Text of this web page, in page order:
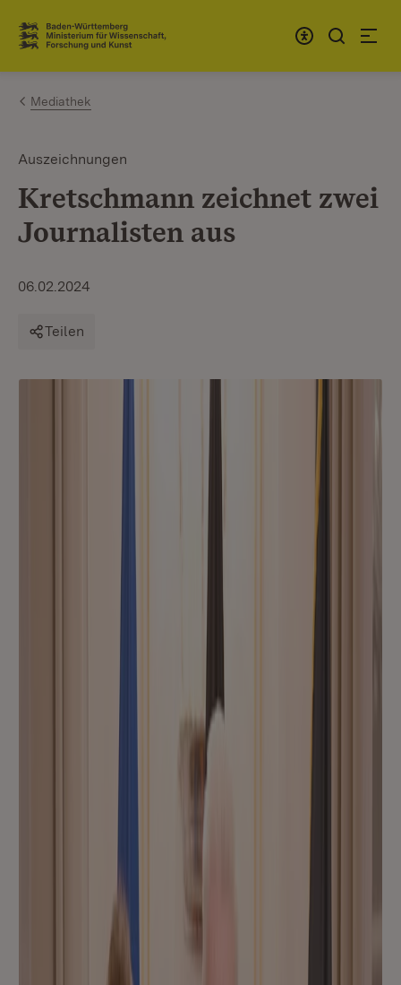
Zum Inhalt springen
Link zur Startseite
Mediathek
Auszeichnungen
Kretschmann zeichnet zwei
Journalisten aus
06.02.2024
Teilen